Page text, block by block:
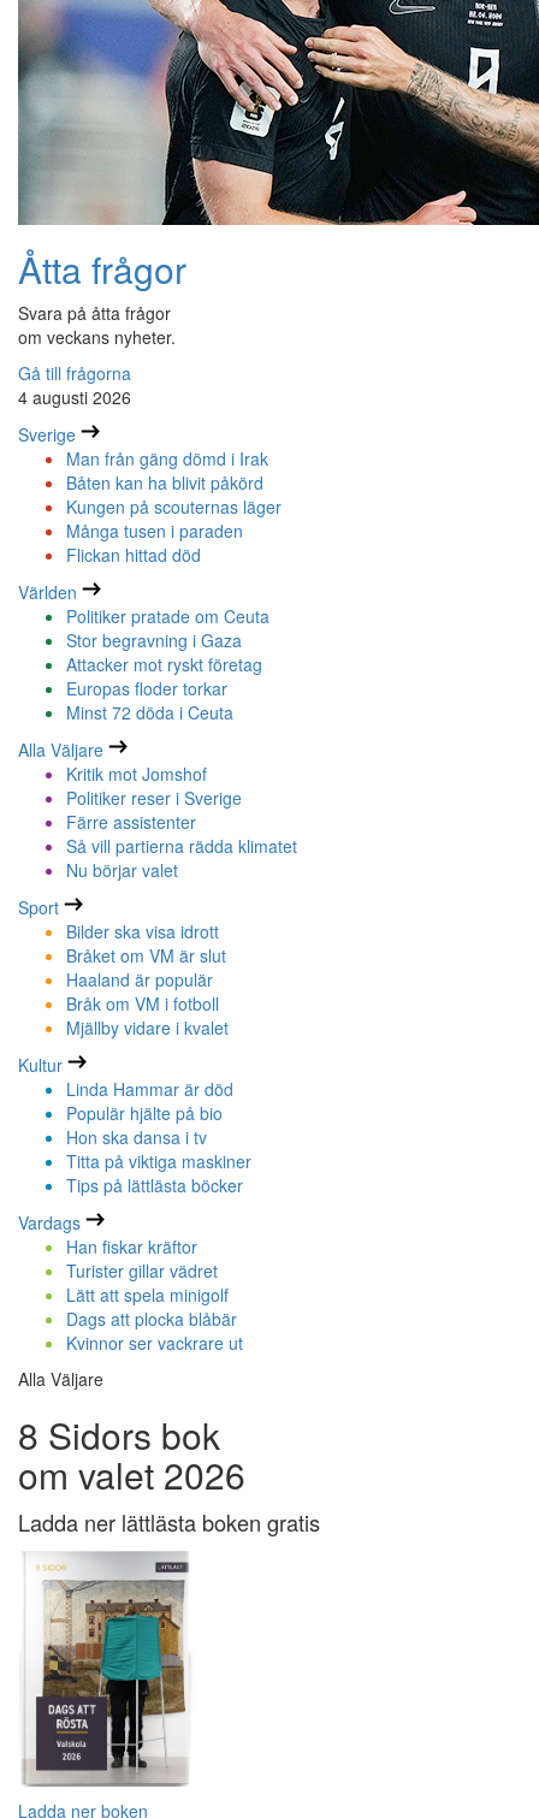
Åtta frågor
Svara på åtta frågor
om veckans nyheter.
Gå till frågorna
4 augusti 2026
Sverige
Man från gäng dömd i Irak
Båten kan ha blivit påkörd
Kungen på scouternas läger
Många tusen i paraden
Flickan hittad död
Världen
Politiker pratade om Ceuta
Stor begravning i Gaza
Attacker mot ryskt företag
Europas floder torkar
Minst 72 döda i Ceuta
Alla Väljare
Kritik mot Jomshof
Politiker reser i Sverige
Färre assistenter
Så vill partierna rädda klimatet
Nu börjar valet
Sport
Bilder ska visa idrott
Bråket om VM är slut
Haaland är populär
Bråk om VM i fotboll
Mjällby vidare i kvalet
Kultur
Linda Hammar är död
Populär hjälte på bio
Hon ska dansa i tv
Titta på viktiga maskiner
Tips på lättlästa böcker
Vardags
Han fiskar kräftor
Turister gillar vädret
Lätt att spela minigolf
Dags att plocka blåbär
Kvinnor ser vackrare ut
Alla Väljare
8 Sidors bok
om valet 2026
Ladda ner lättlästa boken gratis
Ladda ner boken